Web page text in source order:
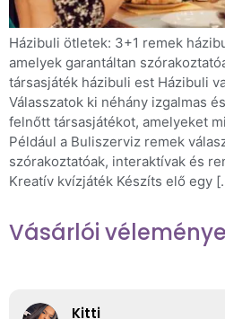
Házibuli ötletek: 3+1 remek
amelyek garantáltan
társasjáték házibuli est Házibuli
Válasszatok ki néhány izgalmas
felnőtt társasjátékot, amelyeket
Például a Buliszerviz remek
szórakoztatóak, interaktívak és
Kreatív kvízjáték Készíts elő egy
Vásárlói
Kitti